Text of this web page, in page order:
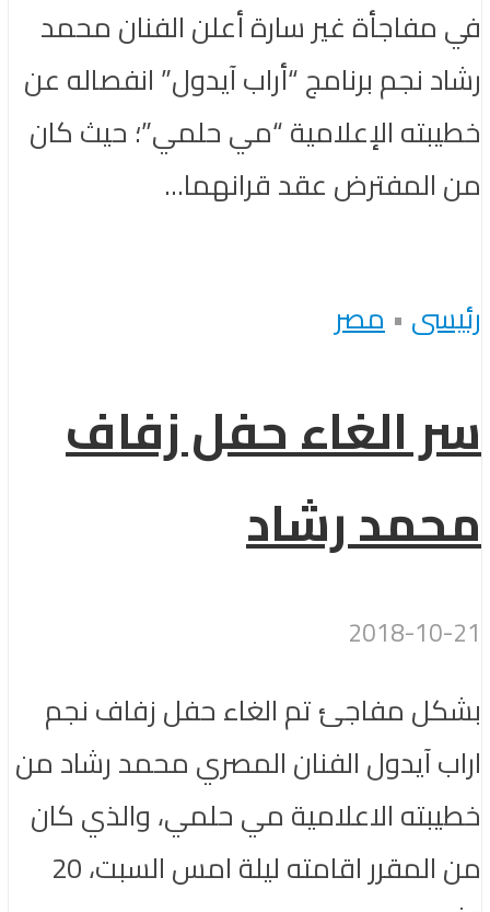
في مفاجأة غير سارة أعلن الفنان محمد
رشاد نجم برنامج “أراب آيدول” انفصاله عن
خطيبته الإعلامية “مي حلمي”؛ حيث كان
من المفترض عقد قرانهما...
رئيسى •مصر
سر الغاء حفل زفاف
محمد رشاد
2018-10-21
بشكل مفاجئ تم الغاء حفل زفاف نجم
اراب آيدول الفنان المصري محمد رشاد من
خطيبته الاعلامية مي حلمي، والذي كان
من المقرر اقامته ليلة امس السبت، 20